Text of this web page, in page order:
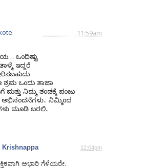
11:59am
ಒಂದಿಷ್ಟು
ಇದ್ದರೆ
ಒಂದು ತಾಜಾ
ನಿಮ್ಮ ತಂಡಕ್ಕೆ ಪಂಜು
ಅಭಿನಂದನೆಗಳು.. ನಿಮ್ಮಿಂದ
ಮೂಡಿ ಬರಲಿ..
12:04pm
Krishnappa
ಅಭಾರಿ ಗೆಳೆಯರೇ.